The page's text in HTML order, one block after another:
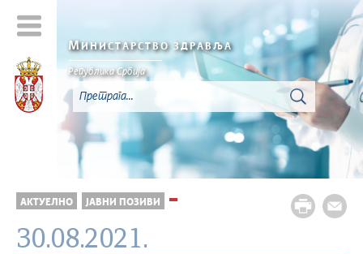
МИНИСТАРСТВО ЗДРАВЉА
Република Србија
АКТУЕЛНО ЈАВНИ ПОЗИВИ
30.08.2021.